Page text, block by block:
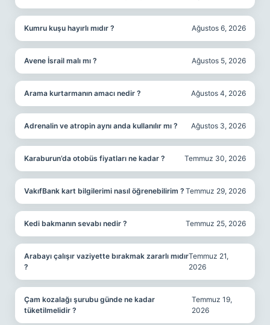
Kumru kuşu hayırlı mıdır ? Ağustos 6, 2026
Avene İsrail malı mı ? Ağustos 5, 2026
Arama kurtarmanın amacı nedir ? Ağustos 4, 2026
Adrenalin ve atropin aynı anda kullanılır mı ? Ağustos 3, 2026
Karaburun’da otobüs fiyatları ne kadar ? Temmuz 30, 2026
VakıfBank kart bilgilerimi nasıl öğrenebilirim ? Temmuz 29, 2026
Kedi bakmanın sevabı nedir ? Temmuz 25, 2026
Arabayı çalışır vaziyette bırakmak zararlı mıdır
?
Temmuz 21,
2026
Çam kozalağı şurubu günde ne kadar
tüketilmelidir ?
Temmuz 19,
2026